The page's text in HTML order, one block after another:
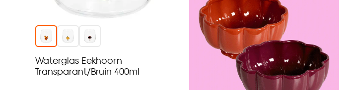
Waterglas Eekhoorn
Transparant/Bruin 400ml